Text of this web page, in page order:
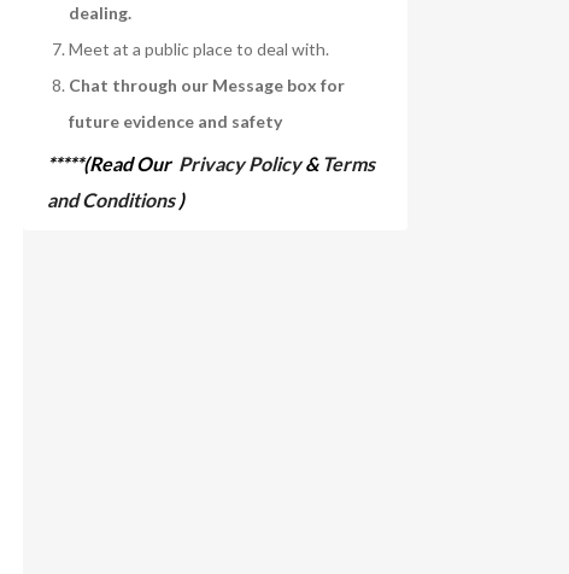
dealing.
Meet at a public place to deal with.
Chat through our Message box for
future evidence and safety
*****(Read Our Privacy Policy& Terms
and Conditions)